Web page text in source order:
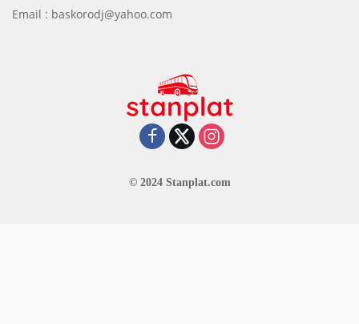
Email : baskorodj@yahoo.com
© 2024 Stanplat.com